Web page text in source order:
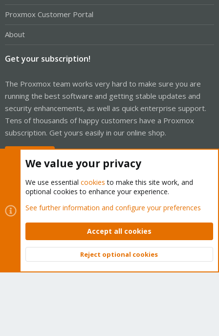
Proxmox Customer Portal
About
Get your subscription!
The Proxmox team works very hard to make sure you are
running the best software and getting stable updates and
security enhancements, as well as quick enterprise support.
Tens of thousands of happy customers have a Proxmox
subscription. Get yours easily in our online shop.
Cookies
Proxmox Support Forum - Light Mode
Contact us
Terms and rules Privacy policy Help Home
Community platform by XenForo © 2010-2026 XenForo Ltd.
Top
We value your privacy
We use essential cookies to make this site work, and
optional cookies to enhance your experience.
See further information and configure your preferences
Accept all cookies
Reject optional cookies